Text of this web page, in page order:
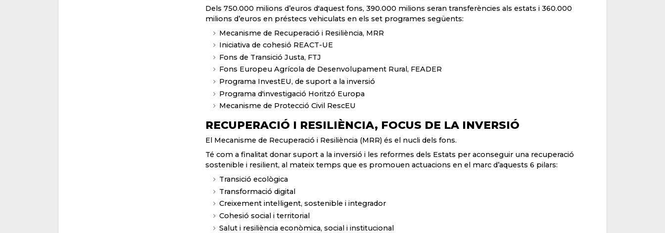
Dels 750.000 milions d’euros d'aquest fons, 390.000 milions seran transferències als estats i 360.000
milions d’euros en préstecs vehiculats en els set programes següents:
Mecanisme de Recuperació i Resiliència, MRR
Iniciativa de cohesió REACT-UE
Fons de Transició Justa, FTJ
Fons Europeu Agrícola de Desenvolupament Rural, FEADER
Programa InvestEU, de suport a la inversió
Programa d'investigació Horitzó Europa
Mecanisme de Protecció Civil RescEU
RECUPERACIÓ I RESILIÈNCIA, FOCUS DE LA INVERSIÓ
El Mecanisme de Recuperació i Resiliència (MRR) és el nucli dels fons.
Té com a finalitat donar suport a la inversió i les reformes dels Estats per aconseguir una recuperació
sostenible i resilient, al mateix temps que es promouen actuacions en el marc d’aquests 6 pilars:
Transició ecològica
Transformació digital
Creixement intel·ligent, sostenible i integrador
Cohesió social i territorial
Salut i resiliència econòmica, social i institucional